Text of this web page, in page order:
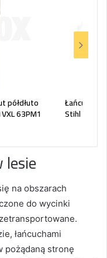
półdłuto
63PM1
Łańcuch
Stihl 1,5
na obszarach
do wycinki
łańcuchami
pożądaną stronę